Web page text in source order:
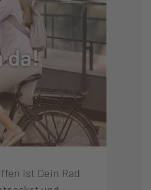
da!
ist Dein Rad